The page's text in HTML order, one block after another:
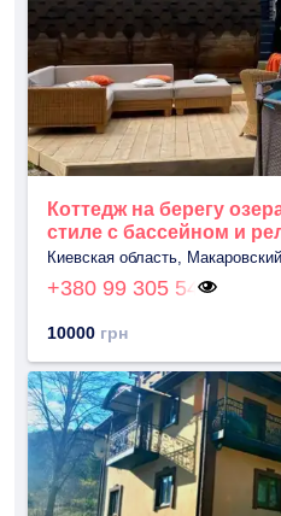
Коттедж на берегу
стиле с бассейном и
Киевская область,
+380 99 305 54
10000 грн